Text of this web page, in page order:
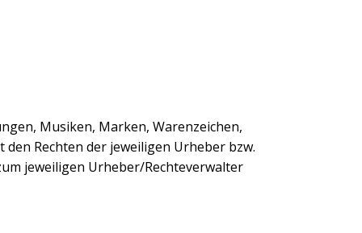
Musiken, Marken, Warenzeichen,
Rechten der jeweiligen Urheber bzw.
jeweiligen Urheber/Rechteverwalter